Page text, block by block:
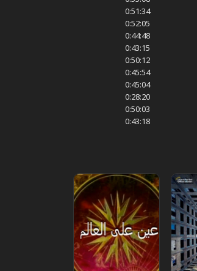
0:51:34
0:52:05
0:44:48
0:43:15
0:50:12
0:45:54
0:45:04
0:28:20
0:50:03
0:43:18